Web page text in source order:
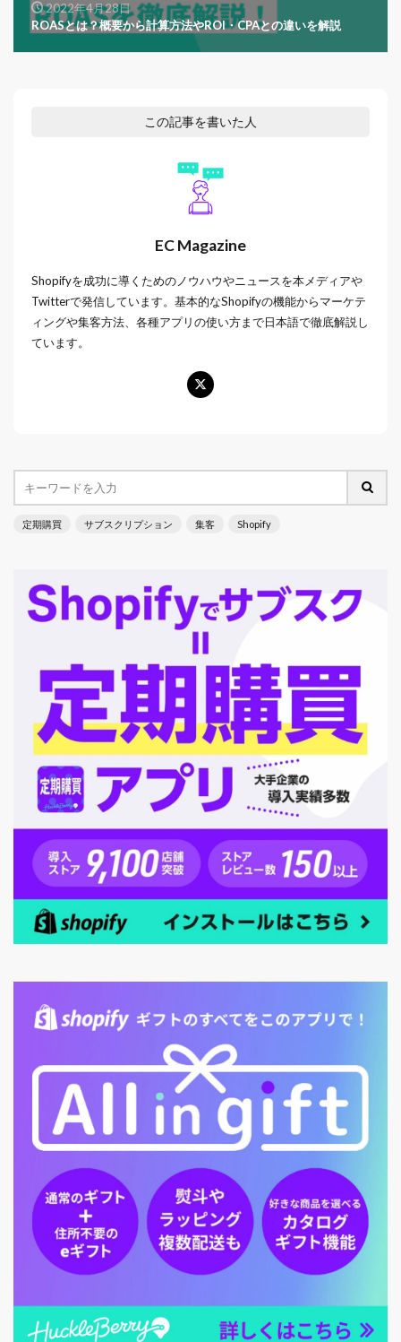
2022年4月28日
ROASとは？概要から計算方法やROI・CPAとの違いを解説
この記事を書いた人
EC Magazine
Shopifyを成功に導くためのノウハウやニュースを本メディアや
Twitterで発信しています。基本的なShopifyの機能からマーケテ
ィングや集客方法、各種アプリの使い方まで日本語で徹底解説し
ています。
定期購買 サブスクリプション 集客 Shopify